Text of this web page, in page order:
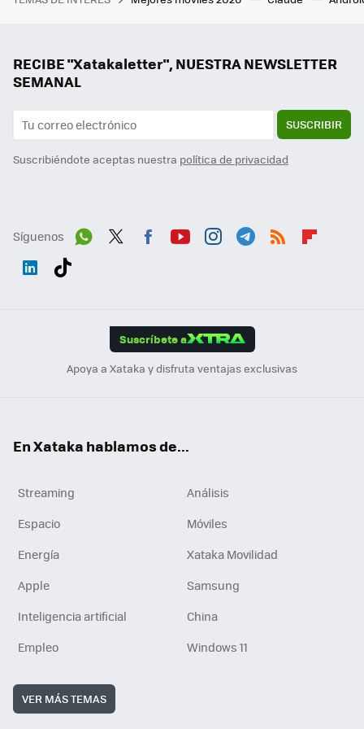
RECIBE "Xatakaletter", NUESTRA NEWSLETTER
SEMANAL
SUSCRIBIR
Suscribiéndote aceptas nuestra política de privacidad
Síguenos
Suscríbete a
Apoya a Xataka y disfruta ventajas exclusivas
En Xataka hablamos de...
Streaming
Análisis
Espacio
Móviles
Energía
Xataka Movilidad
Apple
Samsung
Inteligencia artificial
China
Empleo
Windows 11
VER MÁS TEMAS